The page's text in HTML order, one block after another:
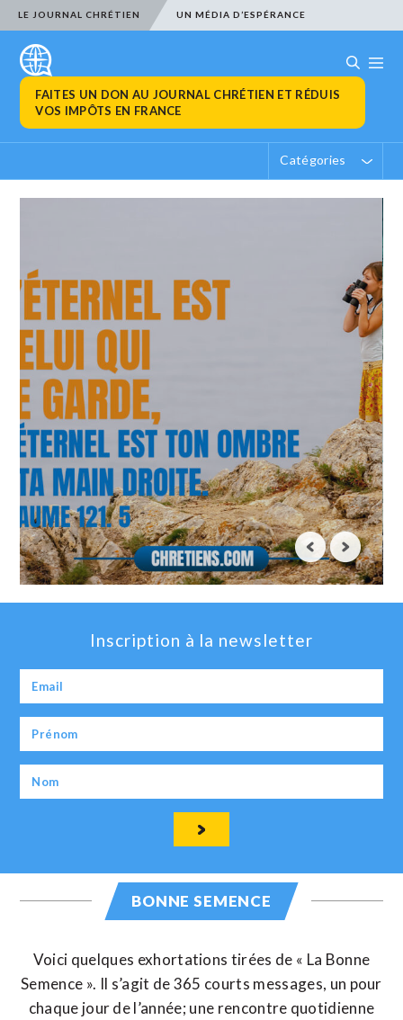
LE JOURNAL CHRÉTIEN UN MÉDIA D’ESPÉRANCE
FAITES UN DON AU JOURNAL CHRÉTIEN ET RÉDUIS
VOS IMPÔTS EN FRANCE
Catégories
Inscription à la newsletter
BONNE SEMENCE
Voici quelques exhortations tirées de « La Bonne
Semence ». Il s’agit de 365 courts messages, un pour
chaque jour de l’année; une rencontre quotidienne